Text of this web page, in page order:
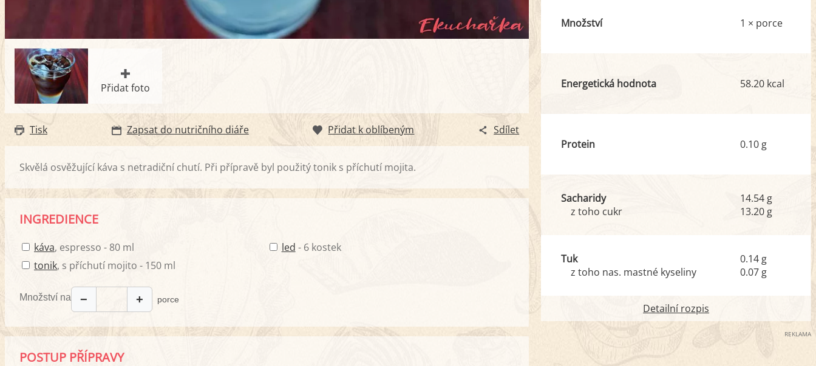
Přidat foto
Tisk Zapsat do nutričního diáře Přidat k oblíbeným Sdílet
Skvělá osvěžující káva s netradiční chutí. Při přípravě byl použitý tonik s příchutí mojita.
INGREDIENCE
káva, espresso - 80 ml
tonik, s příchutí mojito - 150 ml
led - 6 kostek
Množství na − + porce
POSTUP PŘÍPRAVY
Množství 1 × porce
Energetická hodnota 58.20 kcal
Protein 0.10 g
Sacharidy
z toho cukr
14.54 g
13.20 g
Tuk
z toho nas. mastné kyseliny
0.14 g
0.07 g
Detailní rozpis
REKLAMA